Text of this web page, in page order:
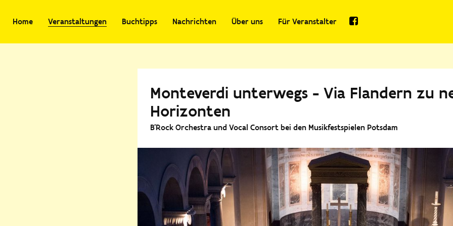
Home Veranstaltungen Buchtipps Nachrichten Über uns Für Veranstalter
Monteverdi unterwegs - Via Flandern zu
Horizonten
B'Rock Orchestra und Vocal Consort bei den Musikfestspielen Potsdam